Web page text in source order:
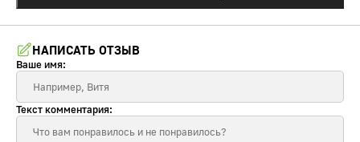
НАПИСАТЬ ОТЗЫВ
Ваше имя:
Текст комментария: